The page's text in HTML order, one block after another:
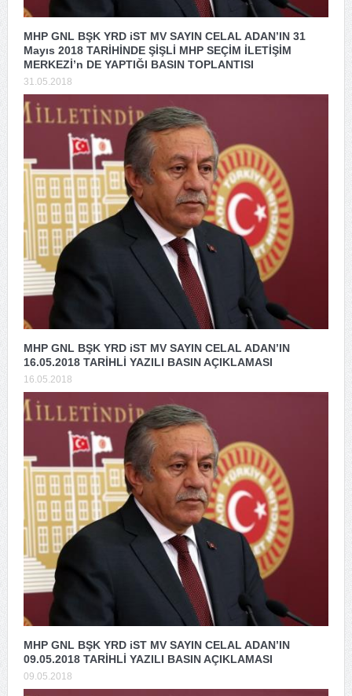
MHP GNL BŞK YRD iST MV SAYIN CELAL ADAN’IN 31
Mayıs 2018 TARİHİNDE ŞİŞLİ MHP SEÇİM İLETİŞİM
MERKEZİ’n DE YAPTIĞI BASIN TOPLANTISI
31.05.2018
MHP GNL BŞK YRD iST MV SAYIN CELAL ADAN’IN
16.05.2018 TARİHLİ YAZILI BASIN AÇIKLAMASI
16.05.2018
MHP GNL BŞK YRD iST MV SAYIN CELAL ADAN’IN
09.05.2018 TARİHLİ YAZILI BASIN AÇIKLAMASI
09.05.2018